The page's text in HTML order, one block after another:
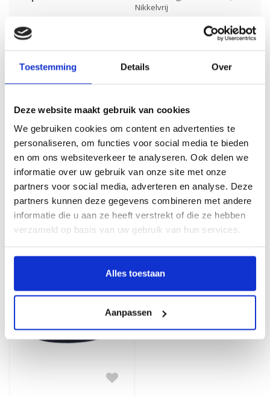
Toestemming Details Over
Deze website maakt gebruik van cookies
We gebruiken cookies om content en advertenties te
personaliseren, om functies voor social media te bieden
en om ons websiteverkeer te analyseren. Ook delen we
informatie over uw gebruik van onze site met onze
partners voor social media, adverteren en analyse. Deze
partners kunnen deze gegevens combineren met andere
informatie die u aan ze heeft verstrekt of die ze hebben
verzameld op basis van uw gebruik van hun services.
Alles toestaan
Aanpassen
Nikkelvrij
Merk:
Inkorten mogelijk:
Artikelcode: 5073
Gerelateerde producten